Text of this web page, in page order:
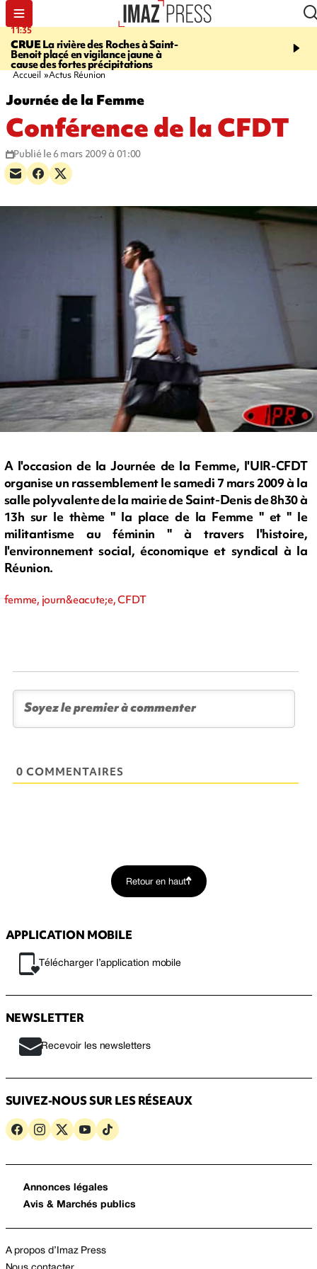
11:35
CRUELa rivière des Roches à Saint-
Benoit placé en vigilance jaune à
cause des fortes précipitations
11:57
Le
Papang a repris du
Accueil Actus Réunion
Journée de la Femme
Conférence de la CFDT
Publié le 6 mars 2009 à 01:00
A l'occasion de la Journée de la Femme, l'UIR-CFDT
organise un rassemblement le samedi 7 mars 2009 à la
salle polyvalente de la mairie de Saint-Denis de 8h30 à
13h sur le thème " la place de la Femme " et " le
militantisme au féminin " à travers l'histoire,
l'environnement social, économique et syndical à la
Réunion.
femme, journ&eacute;e, CFDT
0 COMMENTAIRES
Retour en haut
APPLICATION MOBILE
Télécharger l’application mobile
NEWSLETTER
Recevoir les newsletters
SUIVEZ-NOUS SUR LES RÉSEAUX
Annonces légales
Avis & Marchés publics
A propos d’Imaz Press